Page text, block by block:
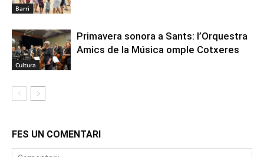
Barri
Cultura
Primavera sonora a Sants: l’Orquestra
Amics de la Música omple Cotxeres
FES UN COMENTARI